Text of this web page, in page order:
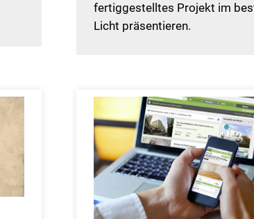
fertiggestelltes Projekt im
Licht präsentieren.